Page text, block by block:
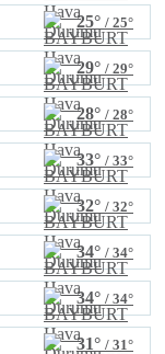
25° / 25°
29° / 29°
28° / 28°
33° / 33°
32° / 32°
34° / 34°
34° / 34°
31° / 31°